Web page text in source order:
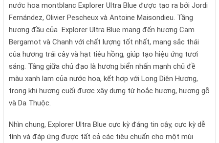
nước hoa montblanc Explorer Ultra Blue được tạo ra bởi Jordi
Fernández, Olivier Pescheux và Antoine Maisondieu. Tầng
hương đầu của Explorer Ultra Blue mang đến hương Cam
Bergamot và Chanh với chất lượng tốt nhất, mang sắc thái
của hương trái cây và hạt tiêu hồng, giúp tạo hiệu ứng tươi
sáng. Tầng giữa chủ đạo là hương biển nhấn mạnh chủ đề
màu xanh lam của nước hoa, kết hợp với Long Diên Hương,
trong khi hương cuối được xây dựng từ hoắc hương, hương gỗ
và Da Thuộc.
Nhìn chung, Explorer Ultra Blue cực kỳ đáng tin cậy, cực kỳ dễ
tính và đáp ứng được tất cả các tiêu chuẩn cho một mùi